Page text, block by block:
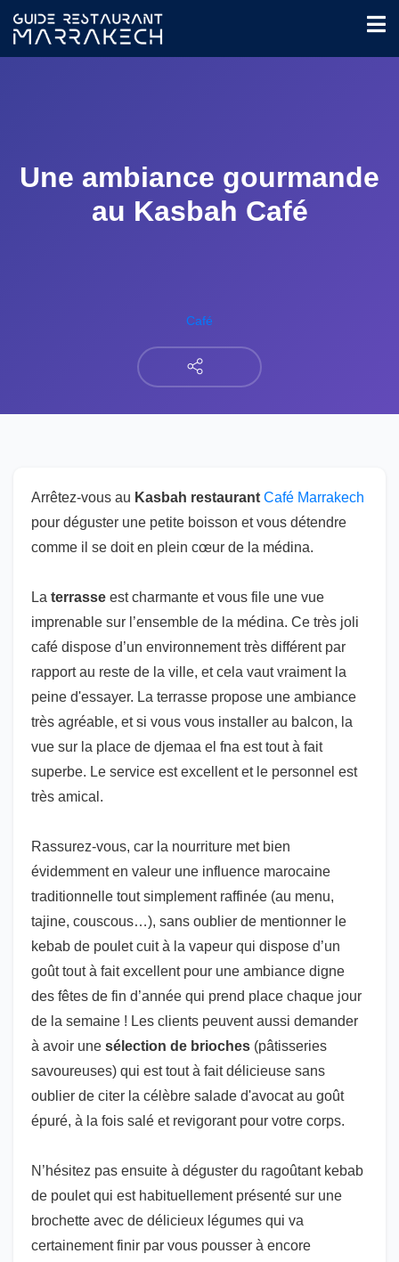
Une ambiance gourmande
au Kasbah Café
Café
Arrêtez-vous au Kasbah restaurant Café Marrakech
pour déguster une petite boisson et vous détendre
comme il se doit en plein cœur de la médina.
La terrasse est charmante et vous file une vue
imprenable sur l’ensemble de la médina. Ce très joli
café dispose d’un environnement très différent par
rapport au reste de la ville, et cela vaut vraiment la
peine d'essayer. La terrasse propose une ambiance
très agréable, et si vous vous installer au balcon, la
vue sur la place de djemaa el fna est tout à fait
superbe. Le service est excellent et le personnel est
très amical.
Rassurez-vous, car la nourriture met bien
évidemment en valeur une influence marocaine
traditionnelle tout simplement raffinée (au menu,
tajine, couscous…), sans oublier de mentionner le
kebab de poulet cuit à la vapeur qui dispose d’un
goût tout à fait excellent pour une ambiance digne
des fêtes de fin d’année qui prend place chaque jour
de la semaine ! Les clients peuvent aussi demander
à avoir une sélection de brioches (pâtisseries
savoureuses) qui est tout à fait délicieuse sans
oublier de citer la célèbre salade d'avocat au goût
épuré, à la fois salé et revigorant pour votre corps.
N’hésitez pas ensuite à déguster du ragoûtant kebab
de poulet qui est habituellement présenté sur une
brochette avec de délicieux légumes qui va
certainement finir par vous pousser à encore